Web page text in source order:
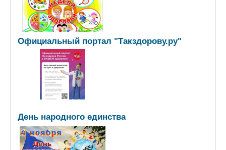
Официальный портал "Такздорову.ру"
День народного единства